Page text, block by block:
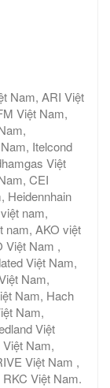
Nam, ARI Việt
Việt Nam,
Itelcond
Việt
CEI
Heidennhain
nam,
nam, AKO việt
Việt Nam ,
Việt Nam,
Nam,
Nam, Hach
Nam,
Việt
Nam,
Việt Nam ,
Việt Nam.